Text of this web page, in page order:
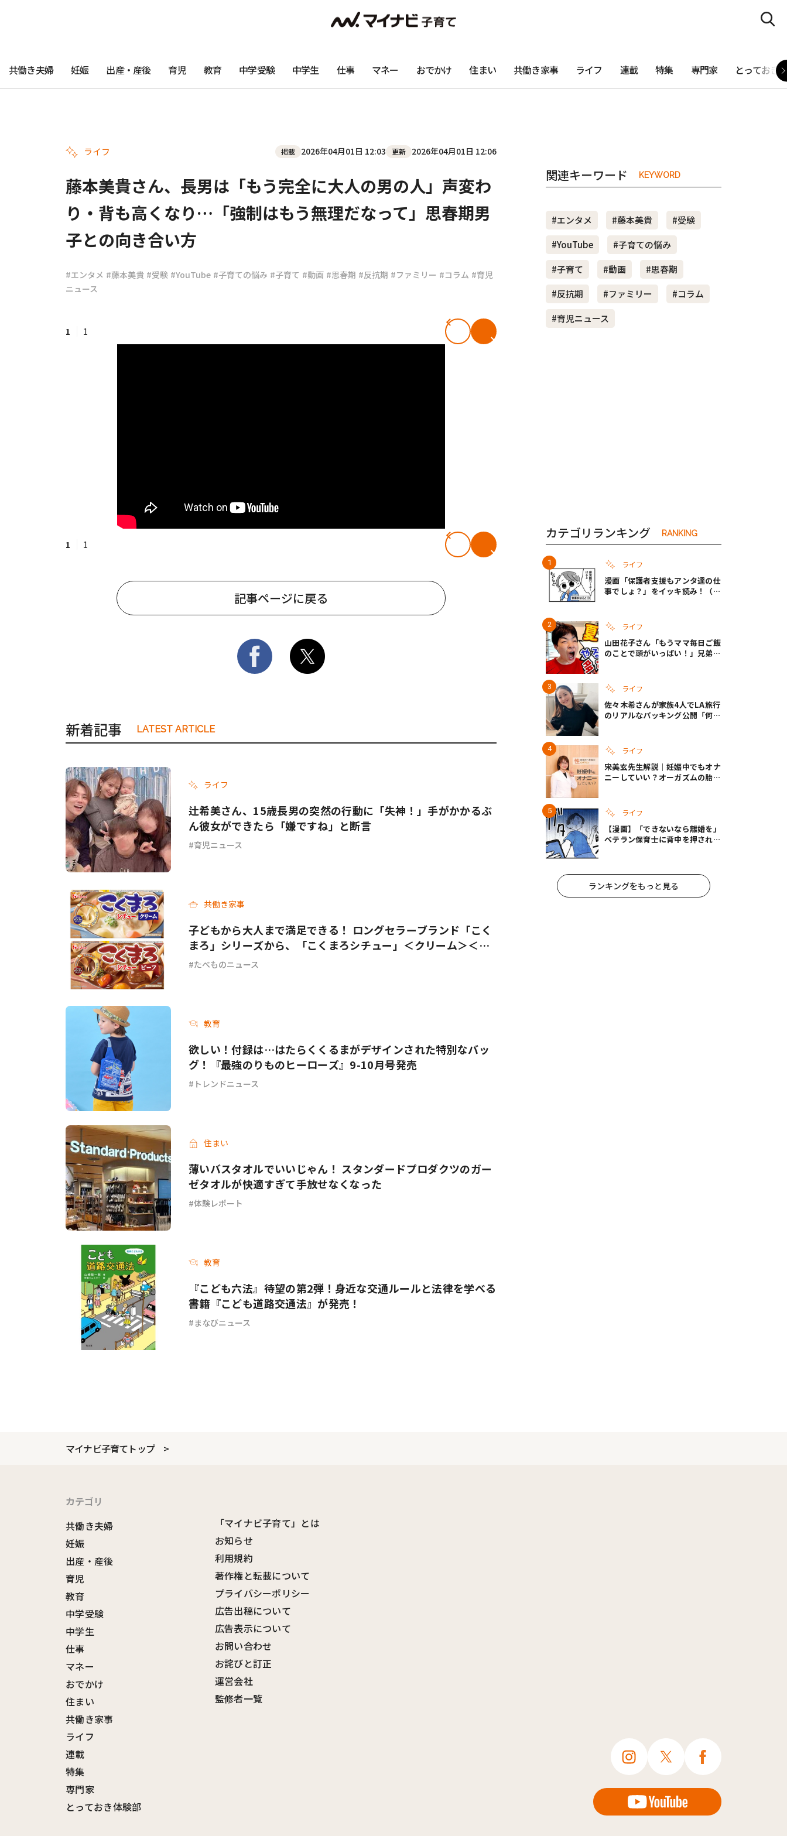
#共働き夫婦 #産休 #育休
#渡邊大地の令和的ワーパパ道 #ベビーニュース #マタニティニュース
共働き夫婦 妊娠 出産・産後 育児 教育 中学受験 中学生 仕事 マネー おでかけ 住まい 共働き家事 ライフ 連載 特集 専門家 とっておき
ライフ 掲載 2026年04月01日 12:03 更新 2026年04月01日 12:06
藤本美貴さん、長男は「もう完全に大人の男の人」声変わ
り・背も高くなり…「強制はもう無理だなって」思春期男
子との向き合い方
#エンタメ #藤本美貴 #受験 #YouTube #子育ての悩み #子育て #動画 #思春期 #反抗期 #ファミリー #コラム #育児
ニュース
1 1
1 1
記事ページに戻る
新着記事 LATEST ARTICLE
ライフ
辻希美さん、15歳長男の突然の行動に「失神！」手がかかるぶ
ん彼女ができたら「嫌ですね」と断言
育児ニュース
共働き家事
子どもから大人まで満足できる！ ロングセラーブランド「こく
まろ」シリーズから、「こくまろシチュー」＜クリーム＞＜ビ
ーフ＞が新発売
たべものニュース
教育
欲しい！付録は…はたらくくるまがデザインされた特別なバッ
グ！『最強のりものヒーローズ』9-10月号発売
トレンドニュース
住まい
薄いバスタオルでいいじゃん！ スタンダードプロダクツのガー
ゼタオルが快適すぎて手放せなくなった
体験レポート
教育
『こども六法』待望の第2弾！身近な交通ルールと法律を学べる
書籍『こども道路交通法』が発売！
まなびニュース
関連キーワード KEYWORD
#エンタメ #藤本美貴
#受験
#YouTube
#子育ての悩み
#子育て
#動画
#思春期
#反抗期
#ファミリー
#コラム
#育児ニュース
カテゴリランキング RANKING
ライフ
漫画「保護者支援もアンタ達の仕
事でしょ？」をイッキ読み！（右
ライフ
山田花子さん「もうママ毎日ご飯
のことで頭がいっぱい！」兄弟夏
ライフ
佐々木希さんが家族4人でLA旅行
のリアルなパッキング公開「何が
ライフ
宋美玄先生解説｜妊娠中でもオナ
ニーしていい？オーガズムの胎児
ライフ
【漫画】「できないなら離婚を」
ベテラン保育士に背中を押され、
ランキングをもっと見る
マイナビ子育てトップ
カテゴリ
共働き夫婦
妊娠
出産・産後
育児
教育
中学受験
中学生
仕事
マネー
おでかけ
住まい
共働き家事
ライフ
連載
特集
専門家
とっておき体験部
「マイナビ子育て」とは
お知らせ
利用規約
著作権と転載について
プライバシーポリシー
広告出稿について
広告表示について
お問い合わせ
お詫びと訂正
運営会社
監修者一覧